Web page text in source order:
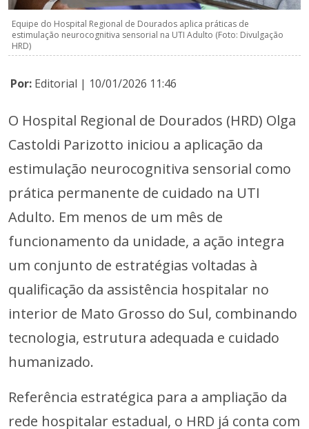
Equipe do Hospital Regional de Dourados aplica práticas de
estimulação neurocognitiva sensorial na UTI Adulto (Foto: Divulgação
HRD)
Por: Editorial | 10/01/2026 11:46
O Hospital Regional de Dourados (HRD) Olga
Castoldi Parizotto iniciou a aplicação da
estimulação neurocognitiva sensorial como
prática permanente de cuidado na UTI
Adulto. Em menos de um mês de
funcionamento da unidade, a ação integra
um conjunto de estratégias voltadas à
qualificação da assistência hospitalar no
interior de Mato Grosso do Sul, combinando
tecnologia, estrutura adequada e cuidado
humanizado.
Referência estratégica para a ampliação da
rede hospitalar estadual, o HRD já conta com